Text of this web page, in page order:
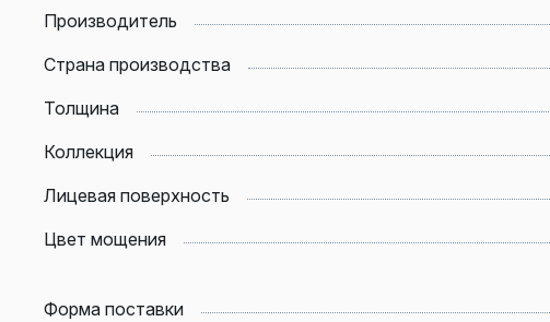
Производитель
Страна производства
Толщина
Коллекция
Лицевая поверхность
Цвет мощения
Форма поставки